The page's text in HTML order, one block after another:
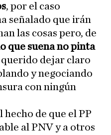
, por el caso
señalado que irán
las cosas pero, de
que suena no pinta
querido dejar claro
y negociando
con ningún
de que el PP
al PNV y a otros